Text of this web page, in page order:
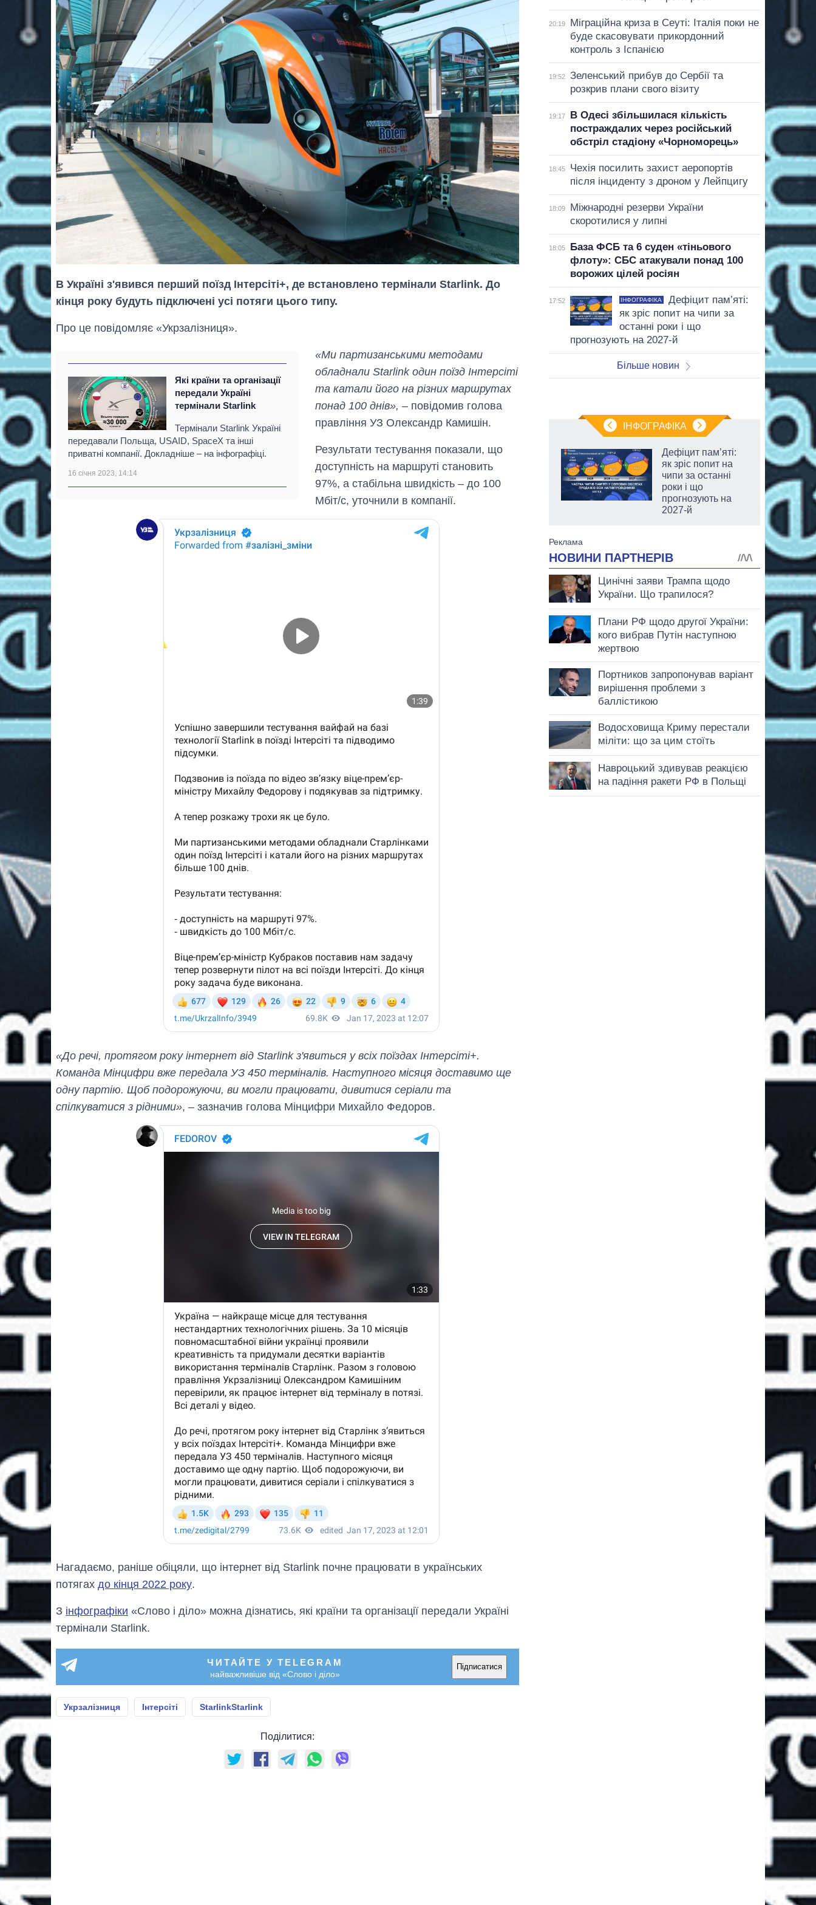
В Україні з'явився перший поїзд Інтерсіті+, де встановлено термінали Starlink. До
кінця року будуть підключені усі потяги цього типу.
Про це повідомляє «Укрзалізниця».
Які країни та організації
передали Україні
термінали Starlink
Термінали Starlink Україні
передавали Польща, USAID, SpaceX та інші
приватні компанії. Докладніше – на інфографіці.
16 січня 2023, 14:14
«Ми партизанськими методами
обладнали Starlink один поїзд Інтерсіті
та катали його на різних маршрутах
понад 100 днів», – повідомив голова
правління УЗ Олександр Камишін.
Результати тестування показали, що
доступність на маршруті становить
97%, а стабільна швидкість – до 100
Мбіт/с, уточнили в компанії.
«До речі, протягом року інтернет від Starlink з'явиться у всіх поїздах Інтерсіті+.
Команда Мінцифри вже передала УЗ 450 терміналів. Наступного місяця доставимо ще
одну партію. Щоб подорожуючи, ви могли працювати, дивитися серіали та
спілкуватися з рідними», – зазначив голова Мінцифри Михайло Федоров.
Нагадаємо, раніше обіцяли, що інтернет від Starlink почне працювати в українських
потягах до кінця 2022 року.
З інфографіки «Слово і діло» можна дізнатись, які країни та організації передали Україні
термінали Starlink.
ЧИТАЙТЕ У TELEGRAM
найважливіше від «Слово і діло»
Підписатися
Укрзалізниця Інтерсіті StarlinkStarlink
Поділитися:
20:19
Міграційна криза в Сеуті: Італія поки не
буде скасовувати прикордонний
контроль з Іспанією
19:52
Зеленський прибув до Сербії та
розкрив плани свого візиту
19:17
В Одесі збільшилася кількість
постраждалих через російський
обстріл стадіону «Чорноморець»
18:45
Чехія посилить захист аеропортів
після інциденту з дроном у Лейпцигу
18:09
Міжнародні резерви України
скоротилися у липні
18:05
База ФСБ та 6 суден «тіньового
флоту»: СБС атакували понад 100
ворожих цілей росіян
17:52 ІНФОГРАФІКА
Дефіцит пам’яті:
як зріс попит на чипи за
останні роки і що
прогнозують на 2027-й
Більше новин
ІНФОГРАФІКА
Скільки картоплі
вирощували в
великої війни
Дефіцит пам’яті:
як зріс попит на
чипи за останні
роки і що
прогнозують на
2027-й